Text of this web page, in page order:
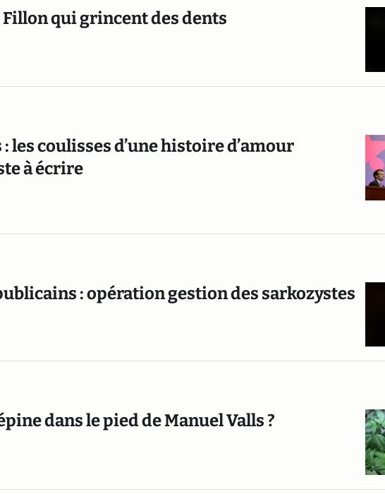
Fillon qui grincent des dents
les coulisses d’une histoire d’amour
à écrire
: opération gestion des sarkozystes
dans le pied de Manuel Valls ?